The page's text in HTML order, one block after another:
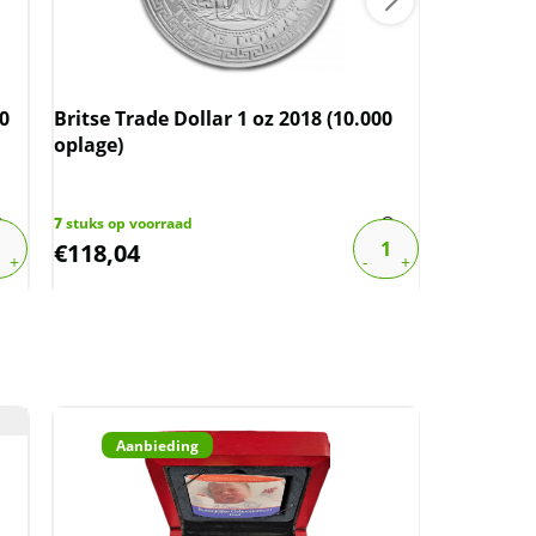
Britse Trade Dollar 1 oz 2018 (10.000
oplage)
7stuks op voorraad
€118,04
Aanbieding